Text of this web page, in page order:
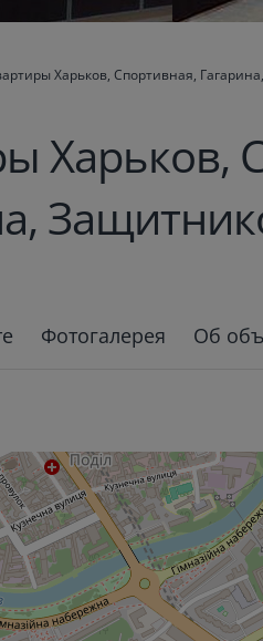
Харьков, Спортивная, Гагарина,
Харьков,
Фотогалерея Об